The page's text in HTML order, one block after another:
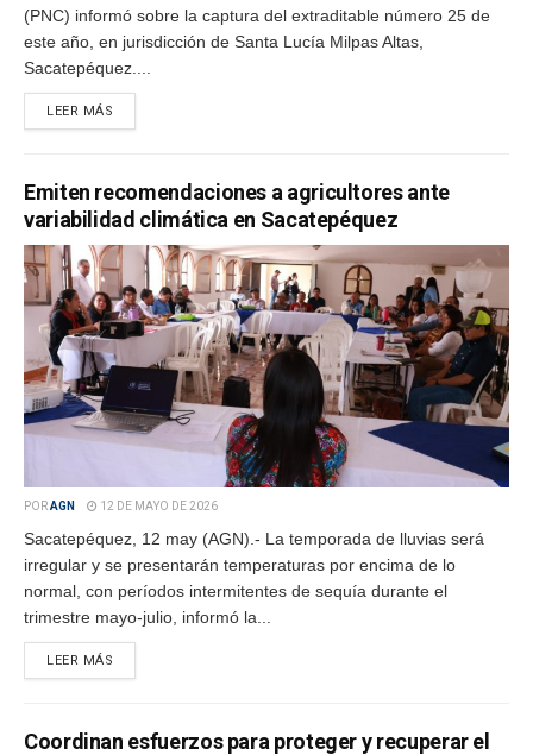
(PNC) informó sobre la captura del extraditable número 25 de
este año, en jurisdicción de Santa Lucía Milpas Altas,
Sacatepéquez....
LEER MÁS
Emiten recomendaciones a agricultores ante
variabilidad climática en Sacatepéquez
PORAGN 12 DE MAYO DE 2026
Sacatepéquez, 12 may (AGN).- La temporada de lluvias será
irregular y se presentarán temperaturas por encima de lo
normal, con períodos intermitentes de sequía durante el
trimestre mayo-julio, informó la...
LEER MÁS
Coordinan esfuerzos para proteger y recuperar el